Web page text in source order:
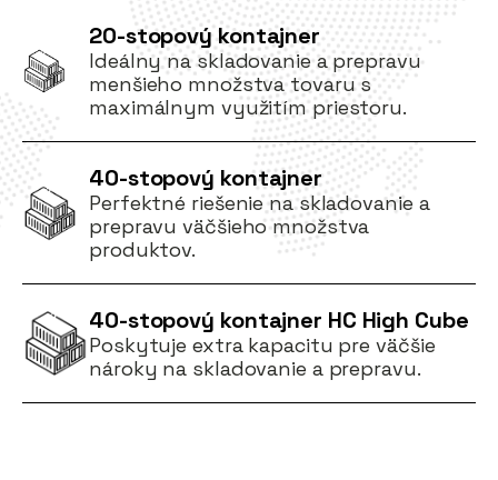
20-stopový kontajner
Ideálny na skladovanie a prepravu
menšieho množstva tovaru s
maximálnym využitím priestoru.
40-stopový kontajner
Perfektné riešenie na skladovanie a
prepravu väčšieho množstva
produktov.
40-stopový kontajner HC High Cube
Poskytuje extra kapacitu pre väčšie
nároky na skladovanie a prepravu.